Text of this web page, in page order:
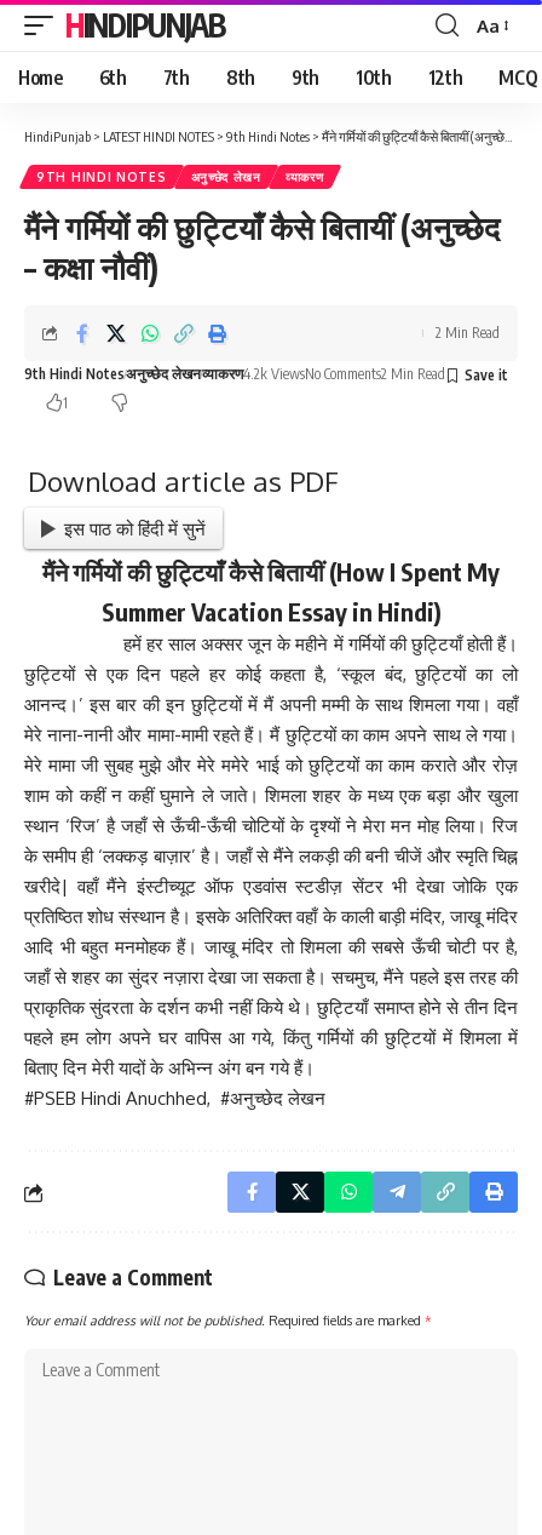
HINDIPUNJAB
Font
Resizer
Aa
Home 6th 7th 8th 9th 10th 12th MCQ
HindiPunjab > LATEST HINDI NOTES > 9th Hindi Notes > मैंने गर्मियों की छुट्टियाँ कैसे बितायीं (अनुच्छेद – कक्षा नौवीं)
9TH HINDI NOTES अनुच्छेद लेखन व्याकरण
मैंने गर्मियों की छुट्टियाँ कैसे बितायीं (अनुच्छेद
– कक्षा नौवीं)
9th Hindi Notesअनुच्छेद लेखनव्याकरण4.2k ViewsNo Comments2 Min Read
1
2 Min Read
Download article as PDF
इस पाठ को हिंदी में सुनें
मैंने गर्मियों की छुट्टियाँ कैसे बितायीं (How I Spent My
Summer Vacation Essay in Hindi)
हमें हर साल अक्सर जून के महीने में गर्मियों की छुट्टियाँ होती हैं।
छुट्टियों से एक दिन पहले हर कोई कहता है, ‘स्कूल बंद, छुट्टियों का लो
आनन्द।’ इस बार की इन छुट्टियों में मैं अपनी मम्मी के साथ शिमला गया। वहाँ
मेरे नाना-नानी और मामा-मामी रहते हैं। मैं छुट्टियों का काम अपने साथ ले गया।
मेरे मामा जी सुबह मुझे और मेरे ममेरे भाई को छुट्टियों का काम कराते और रोज़
शाम को कहीं न कहीं घुमाने ले जाते। शिमला शहर के मध्य एक बड़ा और खुला
स्थान ‘रिज’ है जहाँ से ऊँची-ऊँची चोटियों के दृश्यों ने मेरा मन मोह लिया। रिज
के समीप ही ‘लक्कड़ बाज़ार’ है। जहाँ से मैंने लकड़ी की बनी चीजें और स्मृति चिह्न
खरीदे| वहाँ मैंने इंस्टीच्यूट ऑफ एडवांस स्टडीज़ सेंटर भी देखा जोकि एक
प्रतिष्ठित शोध संस्थान है। इसके अतिरिक्त वहाँ के काली बाड़ी मंदिर, जाखू मंदिर
आदि भी बहुत मनमोहक हैं। जाखू मंदिर तो शिमला की सबसे ऊँची चोटी पर है,
जहाँ से शहर का सुंदर नज़ारा देखा जा सकता है। सचमुच, मैंने पहले इस तरह की
प्राकृतिक सुंदरता के दर्शन कभी नहीं किये थे। छुट्टियाँ समाप्त होने से तीन दिन
पहले हम लोग अपने घर वापिस आ गये, किंतु गर्मियों की छुट्टियों में शिमला में
बिताए दिन मेरी यादों के अभिन्न अंग बन गये हैं।
#PSEB Hindi Anuchhed, #अनुच्छेद लेखन
Leave a Comment
Your email address will not be published. Required fields are marked *